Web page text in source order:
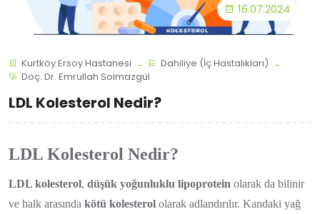
16.07.2024
Kurtköy Ersoy Hastanesi
Dahiliye (İç Hastalıkları)
Doç. Dr. Emrullah Solmazgül
LDL Kolesterol Nedir?
LDL Kolesterol Nedir?
LDL kolesterol, düşük yoğunluklu lipoprotein olarak da bilinir
ve halk arasında kötü kolesterol olarak adlandırılır. Kandaki yağ